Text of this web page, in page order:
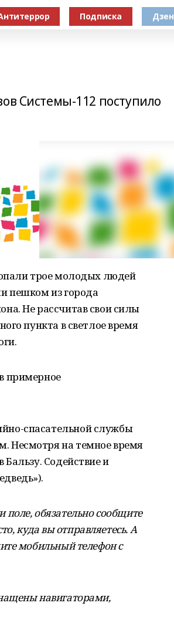
Подписка Дзен
Системы-112 поступило
трое молодых людей
пешком из города
Не рассчитав свои силы
пункта в светлое время
примерное
спасательной службы
Несмотря на темное время
Бальзу. Содействие и
поле, обязательно сообщите
куда вы отправляетесь. А
мобильный телефон с
навигаторами,